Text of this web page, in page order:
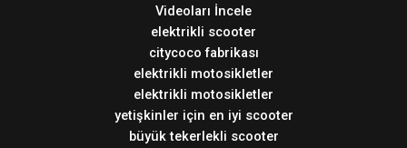
Videoları İncele
elektrikli scooter
citycoco fabrikası
elektrikli motosikletler
elektrikli motosikletler
yetişkinler için en iyi scooter
büyük tekerlekli scooter